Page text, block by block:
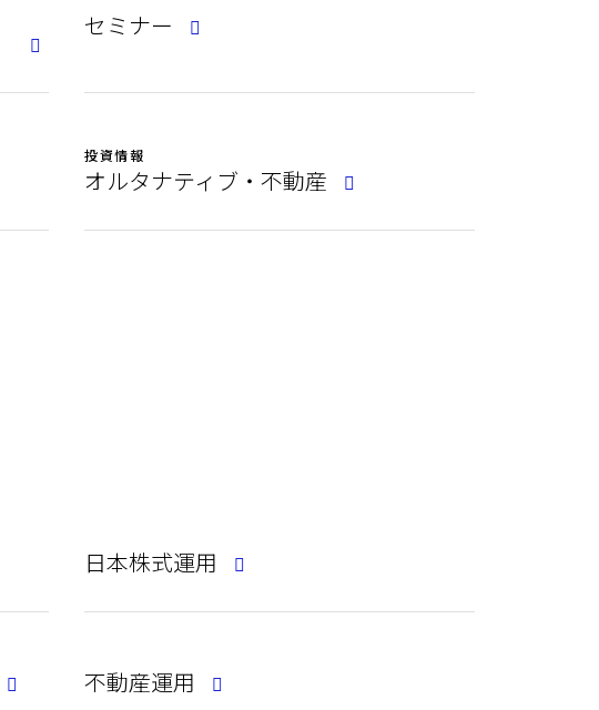
セミナー
投資情報
オルタナティブ・不動産
日本株式運用
不動産運用